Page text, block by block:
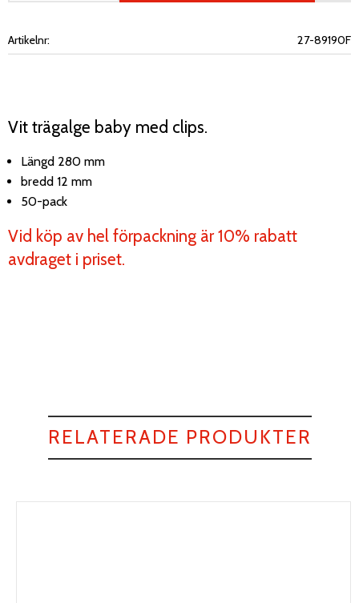
Artikelnr 27-89190F
Vit trägalge baby med clips.
Längd 280 mm
bredd 12 mm
50-pack
Vid köp av hel förpackning är 10% rabatt
avdraget i priset.
RELATERADE PRODUKTER